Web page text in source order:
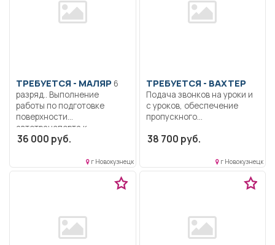
ТРЕБУЕТСЯ - МАЛЯР
разряд.. Выполнение
работы по подготовке
поверхности
автотранспорта к...
36 000 руб.
г Новокузнецк
ТРЕБУЕТСЯ - ВАХТЕР
Подача звонков на уроки и
с уроков, обеспечение
пропускного...
38 700 руб.
г Новокузнецк